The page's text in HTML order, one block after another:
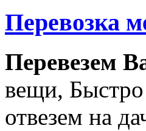
Перевозка
Перевезем
вещи,
отвезем на